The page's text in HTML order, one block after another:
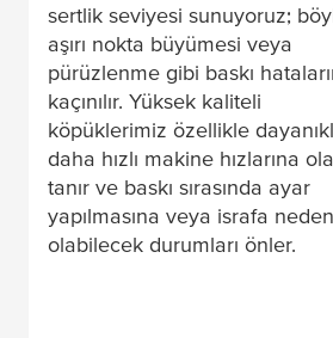
sertlik seviyesi sunuyoruz;
aşırı nokta büyümesi veya
pürüzlenme gibi baskı
kaçınılır. Yüksek kaliteli
köpüklerimiz özellikle
daha hızlı makine hızlarına
tanır ve baskı sırasında ayar
yapılmasına veya israfa neden
olabilecek durumları önler.